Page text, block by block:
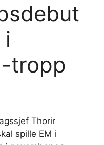
i
tropp
Thorir
spille EM i